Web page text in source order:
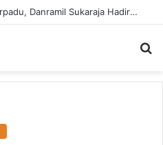
TNI Dukung Pelayanan Terpadu, Danramil Sukaraja Hadiri Rekam E-KTP, Pemeriksaan Mata, dan Bazar UMKM di Bojongsawah